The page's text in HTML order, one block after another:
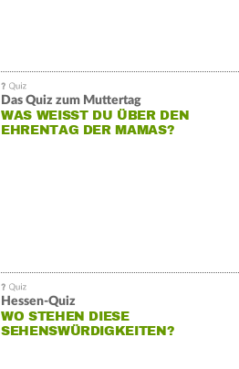
Das Quiz zum Muttertag
WAS WEISST DU ÜBER DEN E
HRENTAG DER MAMAS?
Hessen-Quiz
WO STEHEN DIESE
SEHENSWÜRDIGKEITEN?